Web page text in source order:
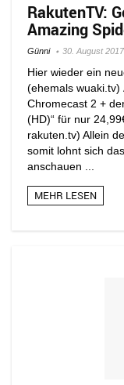
RakutenTV:
Amazing
Günni 30. August 2017
Hier wieder ein
(ehemals
Chromecast 2 +
(HD)“ für nur
rakuten.tv) Allein
somit lohnt sich
anschauen ...
MEHR LESEN